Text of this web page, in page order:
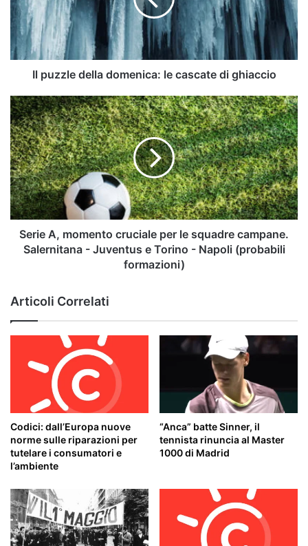
cascate
di
ghiaccio
Il puzzle della domenica: le cascate di ghiaccio
Serie
A,
momento
cruciale
per
le
squadre
campane.
Salernitana
Juventus
Napoli
(probabili
formazioni)
Serie A, momento cruciale per le squadre campane.
Salernitana - Juventus e Torino - Napoli (probabili
formazioni)
Articoli Correlati
Codici: dall’Europa nuove
norme sulle riparazioni per
tutelare i consumatori e
l’ambiente
“Anca” batte Sinner, il
tennista rinuncia al Master
1000 di Madrid